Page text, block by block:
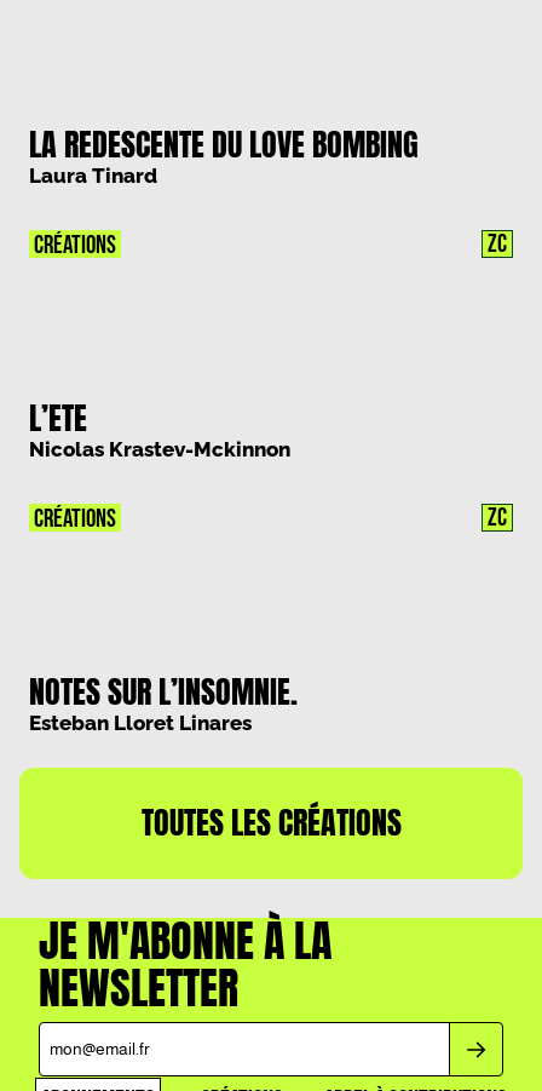
LA REDESCENTE DU LOVE BOMBING
Laura Tinard
L’ETE
Nicolas Krastev-Mckinnon
CRÉATIONS ZC
NOTES SUR L’INSOMNIE.
Esteban Lloret Linares
CRÉATIONS ZC
TOUTES LES CRÉATIONS
JE M'ABONNE À LA
NEWSLETTER